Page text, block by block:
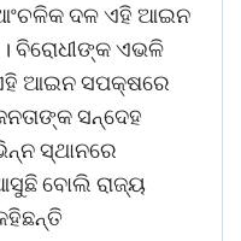
ଦଳ ଏହି ଆଇନ
ବିରୋଧୀଙ୍କ ଏଭଳି
ଆଇନ ସପକ୍ଷରେ
ସନ୍ଦେହ
ସ୍ଥାନରେ
ବୋଲି ରାଜ୍ୟ